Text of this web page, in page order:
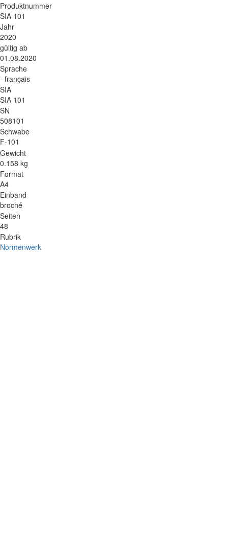
Produktnummer
SIA 101
Jahr
2020
gültig ab
01.08.2020
Sprache
- français
SIA
SIA 101
SN
508101
Schwabe
F-101
Gewicht
0.158 kg
Format
A4
Einband
broché
Seiten
48
Rubrik
Normenwerk